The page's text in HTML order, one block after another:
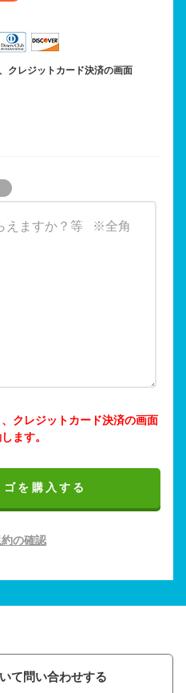
クレジットカード決済の画面
クレジットカード決済の画面
ます。
ゴを購入する
の確認
て問い合わせする